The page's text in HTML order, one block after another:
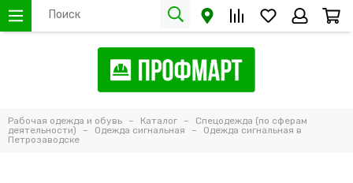
Рабочая одежда и обувь Каталог
Спецодежда (по сферам
деятельности)
Одежда сигнальная
Одежда сигнальная в
Петрозаводске